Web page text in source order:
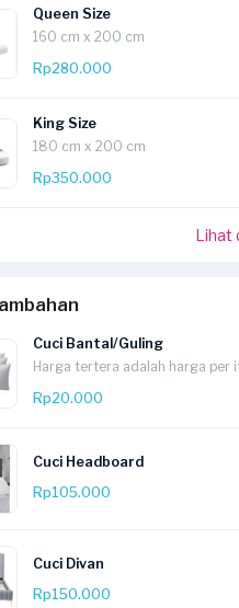
Queen Size
160 cm x 200 cm
Rp280.000
King Size
180 cm x 200 cm
Rp350.000
Lihat
Cuci Bantal/Guling
Harga tertera adalah harga per
Rp20.000
Cuci Headboard
Rp105.000
Cuci Divan
Rp150.000